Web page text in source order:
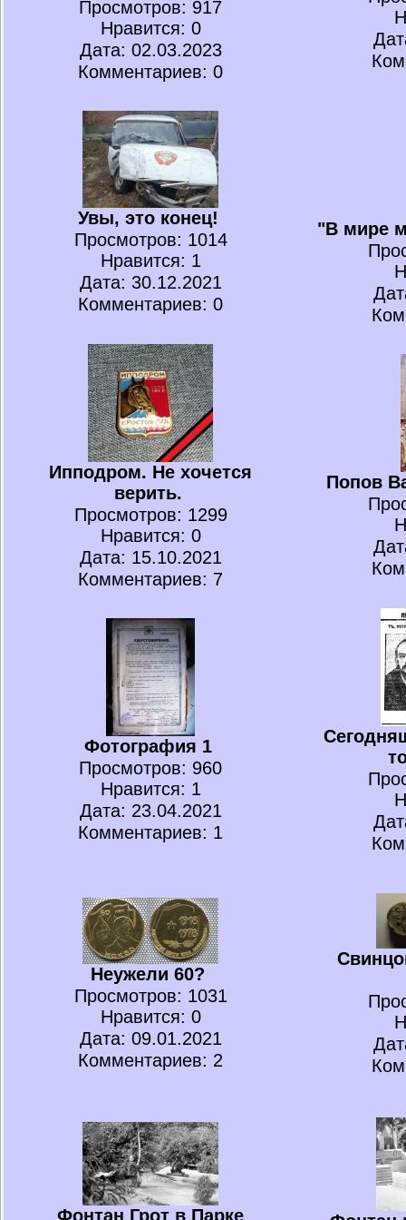
Просмотров: 917
Нравится: 0
Дата: 02.03.2023
Комментариев: 0
Увы, это конец!
Просмотров: 1014
Нравится: 1
Дата: 30.12.2021
Комментариев: 0
"В мире
Ипподром. Не хочется
верить.
Просмотров: 1299
Нравится: 0
Дата: 15.10.2021
Комментариев: 7
Попов
Фотография 1
Просмотров: 960
Нравится: 1
Дата: 23.04.2021
Комментариев: 1
Неужели 60?
Просмотров: 1031
Нравится: 0
Дата: 09.01.2021
Комментариев: 2
Фонтан Грот в Парке